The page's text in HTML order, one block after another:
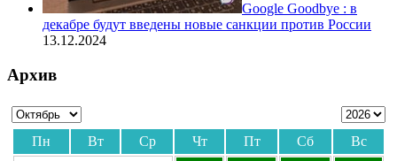
Google Goodbye : в
декабре будут введены новые санкции против России
13.12.2024
Архив
Пн Вт Ср Чт Пт Сб
Вс